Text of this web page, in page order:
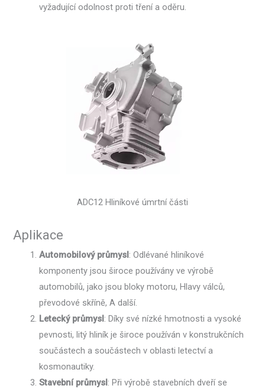
vyžadující odolnost proti tření a oděru.
ADC12 Hliníkové úmrtní části
Aplikace
Automobilový průmysl: Odlévané hliníkové
komponenty jsou široce používány ve výrobě
automobilů, jako jsou bloky motoru, Hlavy válců,
převodové skříně, A další.
Letecký průmysl: Díky své nízké hmotnosti a vysoké
pevnosti, litý hliník je široce používán v konstrukčních
součástech a součástech v oblasti letectví a
kosmonautiky.
Stavební průmysl: Při výrobě stavebních dveří se